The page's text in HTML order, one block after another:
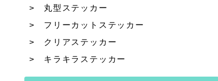
丸型ステッカー
フリーカットステッカー
クリアステッカー
キラキラステッカー